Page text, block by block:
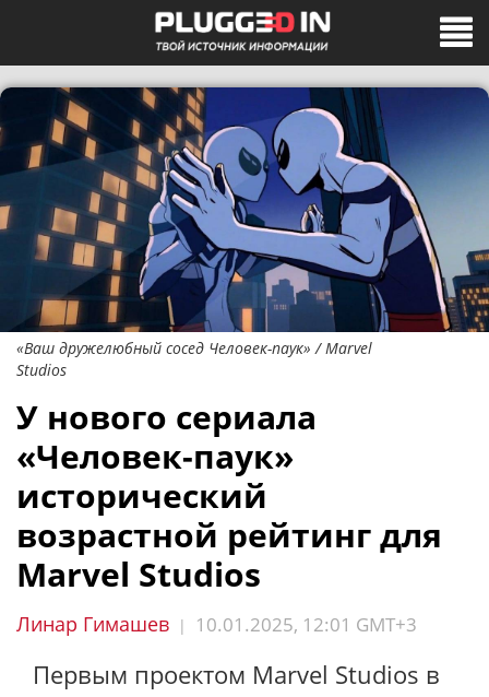
«Ваш дружелюбный сосед Человек-паук» / Marvel
Studios
У нового сериала
«Человек-паук»
исторический
возрастной рейтинг для
Marvel Studios
Линар Гимашев | 10.01.2025, 12:01 GMT+3
Первым проектом Marvel Studios в